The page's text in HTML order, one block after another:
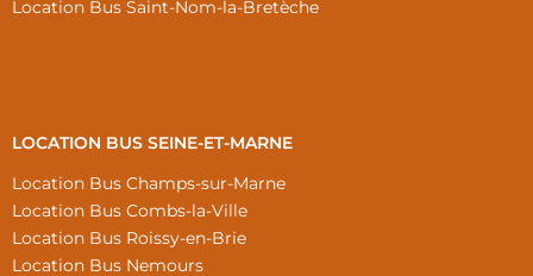
Location Bus Saint-Nom-la-Bretèche
LOCATION BUS SEINE-ET-MARNE
Location Bus Champs-sur-Marne
Location Bus Combs-la-Ville
Location Bus Roissy-en-Brie
Location Bus Nemours